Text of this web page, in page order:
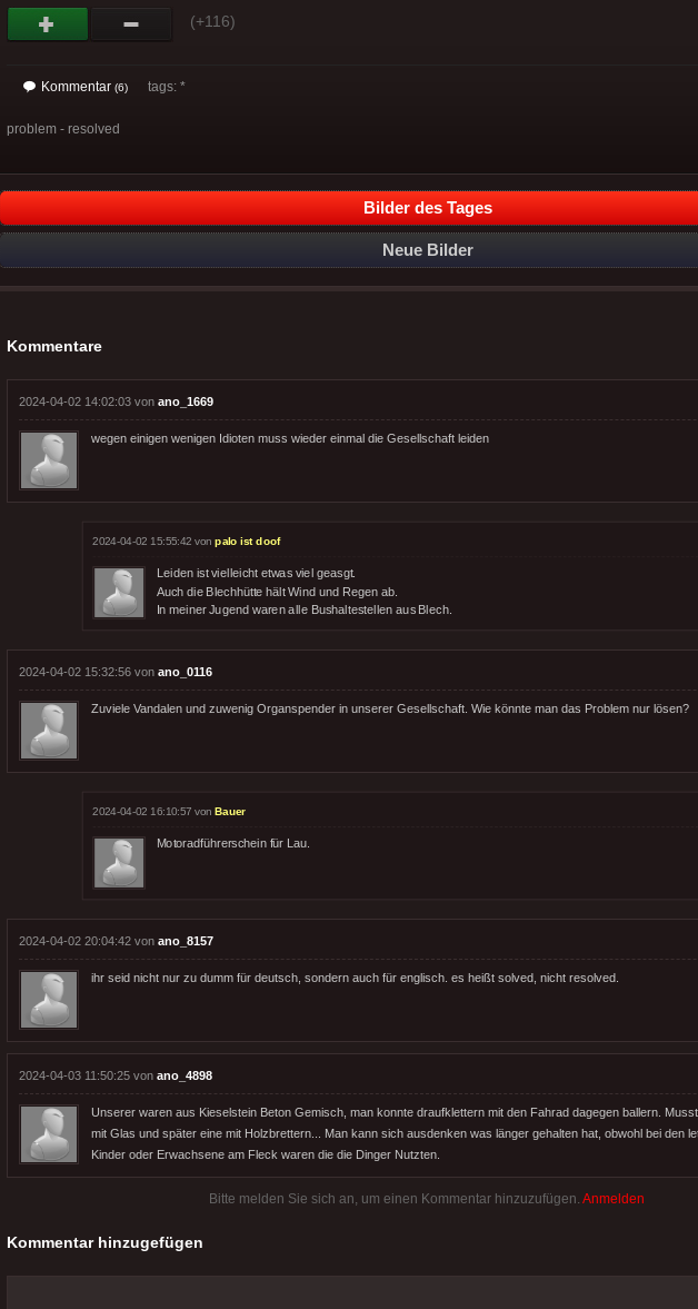
(+116)
Kommentar (6) tags: *
problem - resolved
Bilder des Tages
Neue Bilder
Kommentare
2024-04-02 14:02:03 von ano_1669
wegen einigen wenigen Idioten muss wieder einmal die Gesellschaft leiden
2024-04-02 15:55:42 vonpalo ist doof
Leiden ist vielleicht etwas viel geasgt.
Auch die Blechhütte hält Wind und Regen ab.
In meiner Jugend waren alle Bushaltestellen aus Blech.
2024-04-02 15:32:56 von ano_0116
Zuviele Vandalen und zuwenig Organspender in unserer Gesellschaft. Wie könnte man das Problem nur lösen?
2024-04-02 16:10:57 vonBauer
Motoradführerschein für Lau.
2024-04-02 20:04:42 von ano_8157
ihr seid nicht nur zu dumm für deutsch, sondern auch für englisch. es heißt solved, nicht resolved.
2024-04-03 11:50:25 von ano_4898
Unserer waren aus Kieselstein Beton Gemisch, man konnte draufklettern mit den Fahrad dagegen ballern.
mit Glas und später eine mit Holzbrettern... Man kann sich ausdenken was länger gehalten hat, obwohl bei den
Kinder oder Erwachsene am Fleck waren die die Dinger Nutzten.
Bitte melden Sie sich an, um einen Kommentar hinzuzufügen. Anmelden
Kommentar hinzugefügen